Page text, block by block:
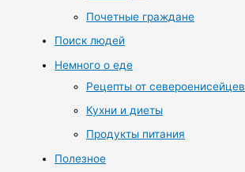
Почетные граждане
Поиск людей
Немного о еде
Рецепты от североенисейцев
Кухни и диеты
Продукты питания
Полезное